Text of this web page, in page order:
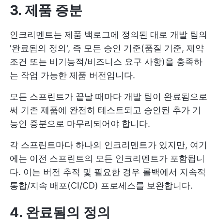
3. 제품 증분
인크리멘트는 제품 백로그에 정의된 대로 개발 팀의
'완료됨의 정의', 즉 모든 승인 기준(품질 기준, 제약
조건 또는 비기능적/비즈니스 요구 사항)을 충족하
는 작업 가능한 제품 버전입니다.
모든 스프린트가 끝날 때마다 개발 팀이 완료됨으로
써 기존 제품에 완전히 테스트되고 승인된 추가 기
능인 증분으로 마무리되어야 합니다.
각 스프린트마다 하나의 인크리멘트가 있지만, 여기
에는 이전 스프린트의 모든 인크리멘트가 포함됩니
다. 이는 버전 추적 및 필요한 경우 롤백에서 지속적
통합/지속 배포(CI/CD) 프로세스를 보완합니다.
4. 완료됨의 정의